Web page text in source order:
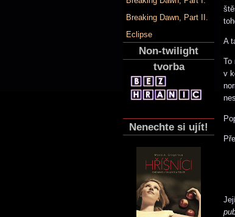
Breaking Dawn, Part II.
Eclipse
Non-twilight
tvorba
Nenechte si ujít!
A
To
v